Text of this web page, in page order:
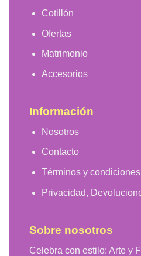
Cotillón
Ofertas
Matrimonio
Accesorios
Información
Nosotros
Contacto
Términos y condiciones
Privacidad,
Sobre nosotros
Celebra con estilo: Arte y